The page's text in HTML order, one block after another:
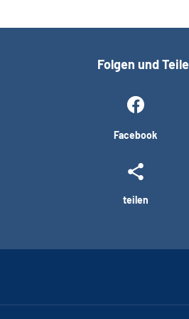
Folgen und
Facebook
teilen